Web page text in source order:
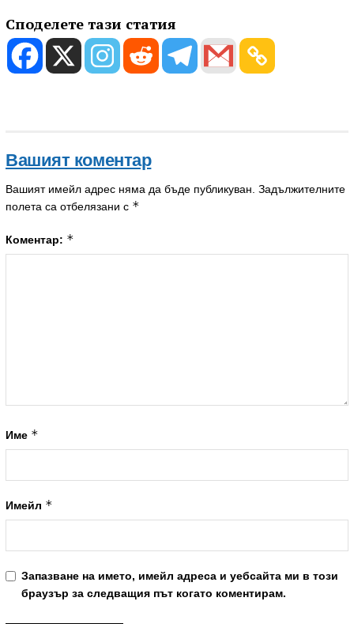
Споделете тази статия
Вашият коментар
Вашият имейл адрес няма да бъде публикуван. Задължителните
полета са отбелязани с *
Коментар: *
Име *
Имейл *
Запазване на името, имейл адреса и уебсайта ми в този
браузър за следващия път когато коментирам.